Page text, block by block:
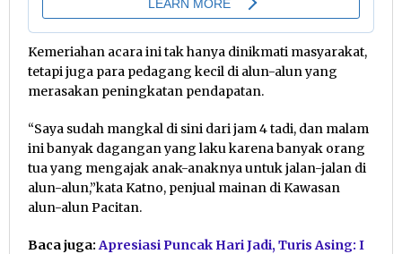
Kemeriahan acara ini tak hanya dinikmati masyarakat,
tetapi juga para pedagang kecil di alun-alun yang
merasakan peningkatan pendapatan.
“Saya sudah mangkal di sini dari jam 4 tadi, dan malam
ini banyak dagangan yang laku karena banyak orang
tua yang mengajak anak-anaknya untuk jalan-jalan di
alun-alun,”kata Katno, penjual mainan di Kawasan
alun-alun Pacitan.
Baca juga:Apresiasi Puncak Hari Jadi, Turis Asing: I